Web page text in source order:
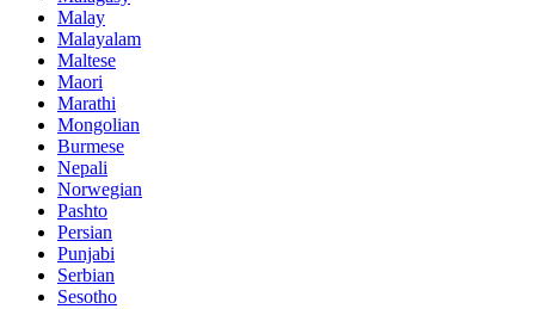
Malay
Malayalam
Maltese
Maori
Marathi
Mongolian
Burmese
Nepali
Norwegian
Pashto
Persian
Punjabi
Serbian
Sesotho